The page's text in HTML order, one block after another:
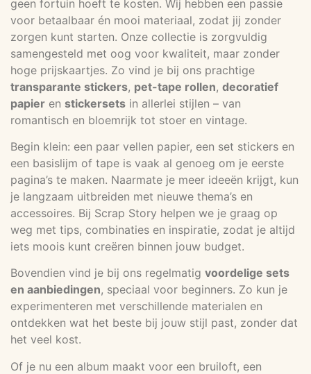
geen fortuin hoeft te kosten. Wij hebben een passie
voor betaalbaar én mooi materiaal, zodat jij zonder
zorgen kunt starten. Onze collectie is zorgvuldig
samengesteld met oog voor kwaliteit, maar zonder
hoge prijskaartjes. Zo vind je bij ons prachtige
transparante stickers, pet-tape rollen, decoratief
papier en stickersets in allerlei stijlen – van
romantisch en bloemrijk tot stoer en vintage.
Begin klein: een paar vellen papier, een set stickers en
een basislijm of tape is vaak al genoeg om je eerste
pagina’s te maken. Naarmate je meer ideeën krijgt, kun
je langzaam uitbreiden met nieuwe thema’s en
accessoires. Bij Scrap Story helpen we je graag op
weg met tips, combinaties en inspiratie, zodat je altijd
iets moois kunt creëren binnen jouw budget.
Bovendien vind je bij ons regelmatig voordelige sets
en aanbiedingen, speciaal voor beginners. Zo kun je
experimenteren met verschillende materialen en
ontdekken wat het beste bij jouw stijl past, zonder dat
het veel kost.
Of je nu een album maakt voor een bruiloft, een